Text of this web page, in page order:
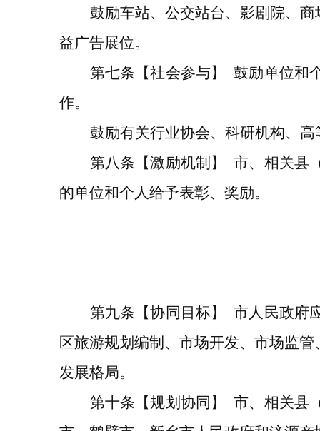
鼓励车站、 公交站台、 影剧院、商
益广告展位。
第七条 【社会参与】
鼓励单位和
作。
鼓励有关行业协会、科研机构、
第八条 【激励机制】 市、相关县
的单位和个人给予表彰、 奖励。
第九条 【协同 目标】
市人民政府
区旅游规划编制、市场开发、市场监管
发展格局。
第十条 【规划协同】
市、相关县